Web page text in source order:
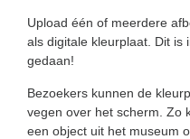
Upload één of meerdere
als digitale kleurplaat. Dit is
gedaan!
Bezoekers kunnen de
vegen over het scherm. Zo
een object uit het museum